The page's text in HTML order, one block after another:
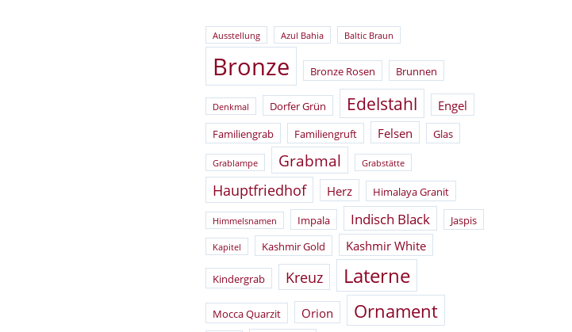
Ausstellung Azul Bahia Baltic Braun
Bronze Bronze Rosen Brunnen
Denkmal Dorfer Grün Edelstahl Engel
Familiengrab Familiengruft Felsen Glas
Grablampe Grabmal Grabstätte
Hauptfriedhof Herz Himalaya Granit
Himmelsnamen Impala Indisch Black Jaspis
Kapitel Kashmir Gold Kashmir White
Kindergrab Kreuz Laterne
Mocca Quarzit Orion Ornament